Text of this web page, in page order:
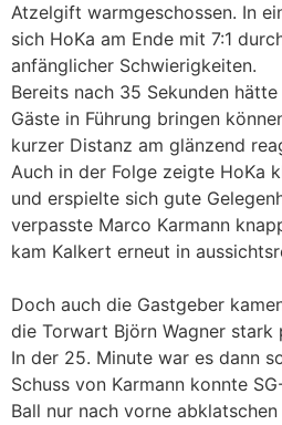
Atzelgift warmgeschossen. In
sich HoKa am Ende mit 7:1
anfänglicher Schwierigkeiten.
Bereits nach 35 Sekunden
Gäste in Führung bringen
kurzer Distanz am glänzend
Auch in der Folge zeigte HoKa
und erspielte sich gute
verpasste Marco Karmann
kam Kalkert erneut in
Doch auch die Gastgeber
die Torwart Björn Wagner stark
In der 25. Minute war es dann
Schuss von Karmann konnte
Ball nur nach vorne